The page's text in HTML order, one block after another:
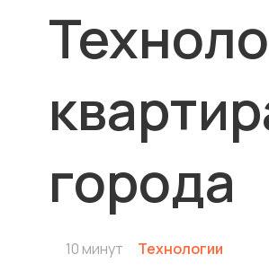
города
10 минут Технологии